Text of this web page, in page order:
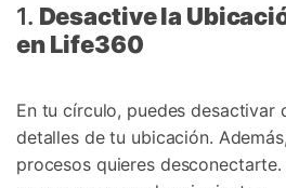
1. Desactive la
en Life360
En tu círculo, puedes desactivar
detalles de tu ubicación.
procesos quieres